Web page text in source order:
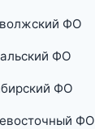
ФО
ФО
ФО
ФО